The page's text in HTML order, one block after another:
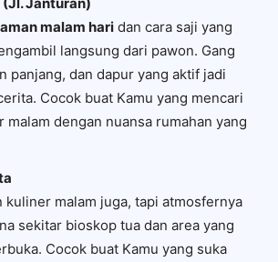
malam hari dan cara saji yang
langsung dari pawon. Gang
panjang, dan dapur yang aktif jadi
Cocok buat Kamu yang mencari
malam dengan nuansa rumahan yang
kuliner malam juga, tapi atmosfernya
sekitar bioskop tua dan area yang
Cocok buat Kamu yang suka